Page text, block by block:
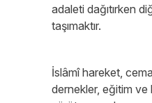
adaleti dağıtırken
taşımaktır.
İslâmî hareket,
dernekler, eğitim